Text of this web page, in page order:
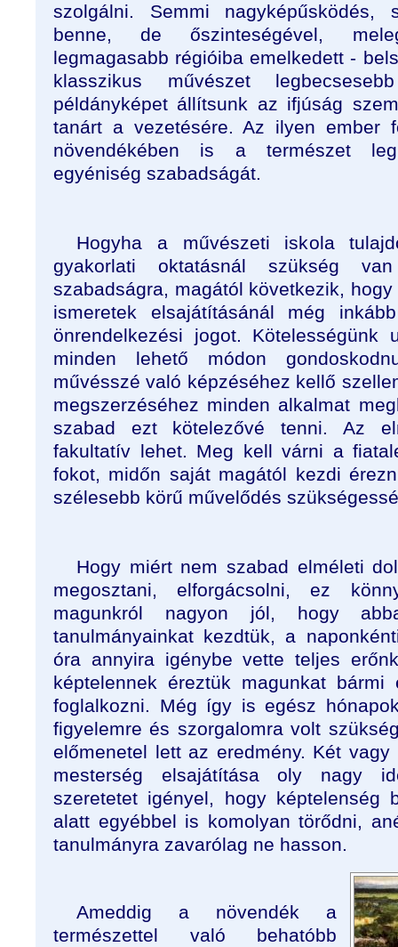
szolgálni. Semmi nagyképűsködés,
benne, de őszinteségével,
legmagasabb régióiba emelkedett -
klasszikus művészet
példányképet állítsunk az ifjúság
tanárt a vezetésére. Az ilyen ember
növendékében is a természet
egyéniség szabadságát.
Hogyha a művészeti iskola
gyakorlati oktatásnál szükség
szabadságra, magától következik,
ismeretek elsajátításánál még
önrendelkezési jogot. Kötelességünk
minden lehető módon
művésszé való képzéséhez kellő
megszerzéséhez minden alkalmat
szabad ezt kötelezővé tenni. Az
fakultatív lehet. Meg kell várni a
fokot, midőn saját magától kezdi
szélesebb körű művelődés
Hogy miért nem szabad elméleti
megosztani, elforgácsolni, ez
magunkról nagyon jól, hogy
tanulmányainkat kezdtük, a
óra annyira igénybe vette teljes
képtelennek éreztük magunkat bármi
foglalkozni. Még így is egész
figyelemre és szorgalomra volt
előmenetel lett az eredmény. Két
mesterség elsajátítása oly nagy
szeretetet igényel, hogy képtelenség
alatt egyébbel is komolyan törődni,
tanulmányra zavarólag ne hasson.
Ameddig a növendék a
természettel való behatóbb